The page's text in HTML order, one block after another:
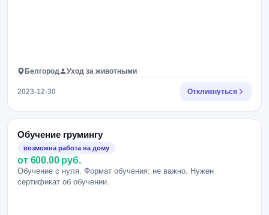
Белгород Уход за животными
2023-12-30 Откликнуться
Обучение грумингу
возможна работа на дому
от 600.00 руб.
Обучение с нуля. Формат обучения: не важно. Нужен
сертификат об обучении.